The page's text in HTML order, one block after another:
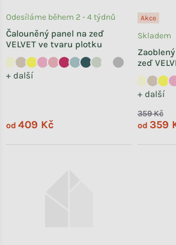
Čalouněný panel na zeď
VELVET ve tvaru plotku
+ další
Odesíláme během 2 - 4 týdnů
od 409 Kč
Akce
zeď
+ další
Skladem
359 Kč
od 359